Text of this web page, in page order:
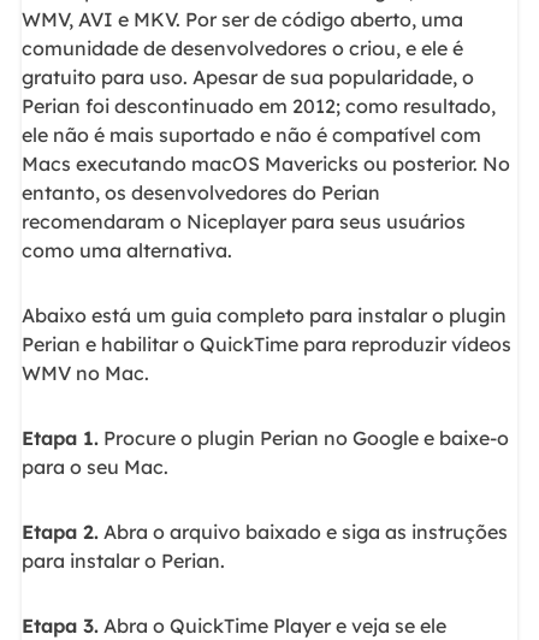
WMV, AVI e MKV. Por ser de código aberto, uma
comunidade de desenvolvedores o criou, e ele é
gratuito para uso. Apesar de sua popularidade, o
Perian foi descontinuado em 2012; como resultado,
ele não é mais suportado e não é compatível com
Macs executando macOS Mavericks ou posterior. No
entanto, os desenvolvedores do Perian
recomendaram o Niceplayer para seus usuários
como uma alternativa.
Abaixo está um guia completo para instalar o plugin
Perian e habilitar o QuickTime para reproduzir vídeos
WMV no Mac.
Etapa 1.Procure o plugin Perian no Google e baixe-o
para o seu Mac.
Etapa 2.Abra o arquivo baixado e siga as instruções
para instalar o Perian.
Etapa 3.Abra o QuickTime Player e veja se ele